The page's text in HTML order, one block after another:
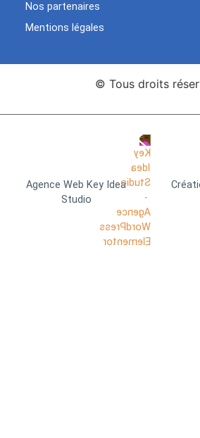
Nos partenaires
Mentions légales
© Tous droits
Agence Web Key Idea
Studio